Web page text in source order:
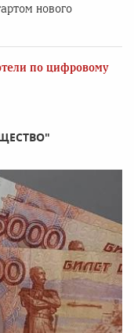
нового
по цифровому